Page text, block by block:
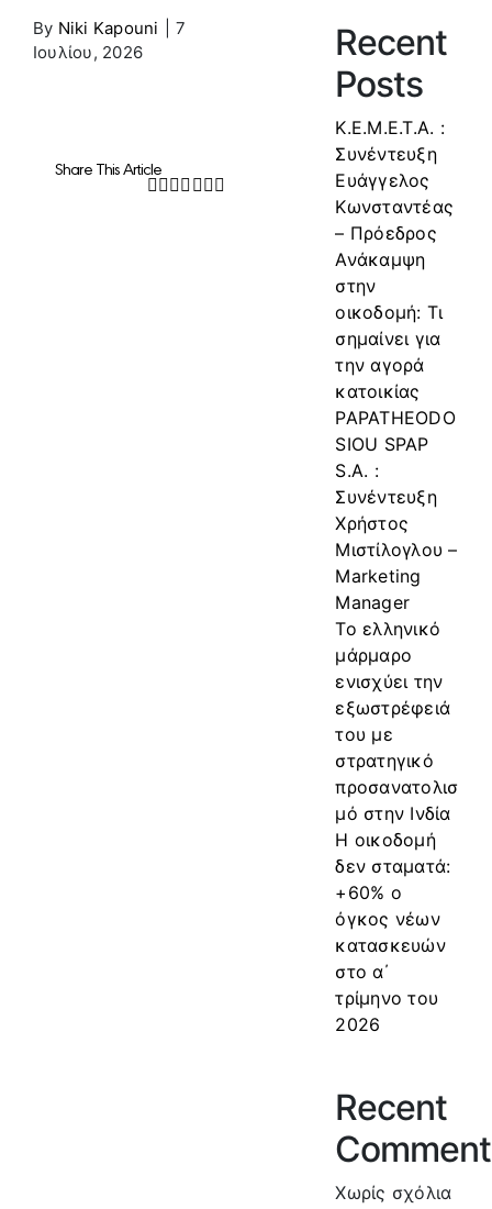
By Niki Kapouni
7
Ιουλίου, 2026
Share This Article
Facebook
Twitter
LinkedIn
WhatsApp
Tumblr
Pinterest
Recent
Posts
Κ.Ε.Μ.Ε.Τ.Α. :
Συνέντευξη
Ευάγγελος
Κωνσταντέας
– Πρόεδρος
Ανάκαμψη
στην
οικοδομή: Τι
σημαίνει για
την αγορά
κατοικίας
PAPATHEODO
SIOU SPAP
S.A. :
Συνέντευξη
Χρήστος
Μιστίλογλου –
Marketing
Manager
Το ελληνικό
μάρμαρο
ενισχύει την
εξωστρέφειά
του με
στρατηγικό
προσανατολισ
μό στην Ινδία
Η οικοδομή
δεν σταματά:
+60% ο
όγκος νέων
κατασκευών
στο α΄
τρίμηνο του
2026
Recent
Χωρίς σχόλια